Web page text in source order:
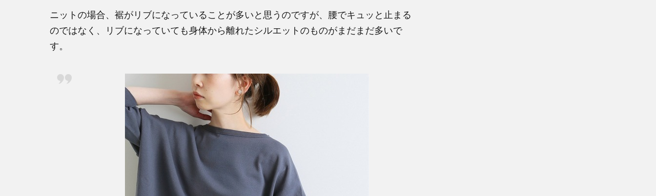
ニットの場合、裾がリブになっていることが多いと思うのですが、腰でキュッと止まる
のではなく、リブになっていても身体から離れたシルエットのものがまだまだ多いで
す。